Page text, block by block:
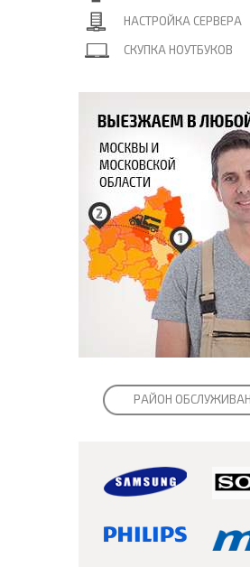
НАСТРОЙКА СЕРВЕРА
СКУПКА НОУТБУКОВ
РАЙОН